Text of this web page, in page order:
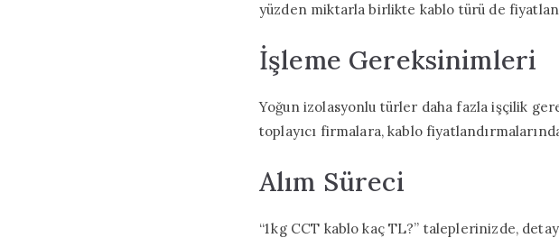
yüzden miktarla birlikte kablo türü de
İşleme Gereksinimleri
Yoğun izolasyonlu türler daha fazla işçilik
toplayıcı firmalara, kablo
Alım Süreci
“1 kg CCT kablo kaç TL?” taleplerinizde,